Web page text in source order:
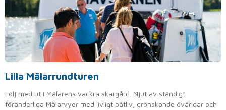
Lilla Mälarrundturen
Följ med ut i Mälarens vackra skärgård. Njut av ständigt
föränderliga Mälarvyer med livligt båtliv, grönskande övärldar och